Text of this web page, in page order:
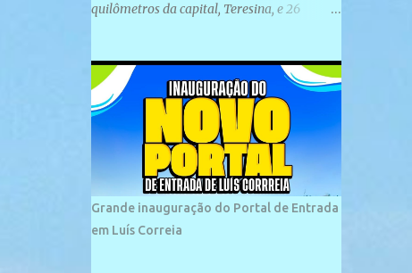
quilômetros da capital, Teresina, e 26
plana e retilínea na maior parte de sua
extensão, chegando a mais ou menos a 1,5
km de paisagens exuberantes. Possui ondas
suaves devido ao extensivo molhe de pedras
que não chegam a 2 metros de altura, não
apresentando dunas em seu espaço
geográfico. Não se sabe ao certo porque a
praia leva esse nome, e muitas das suas
Grande inauguração do Portal de Entrada
em Luís Correia